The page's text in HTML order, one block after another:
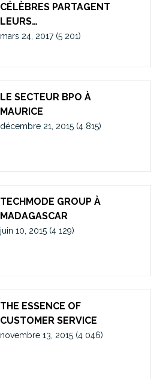
CÉLÈBRES PARTAGENT
LEURS…
mars 24, 2017 (5 201)
LE SECTEUR BPO À
MAURICE
décembre 21, 2015 (4 815)
TECHMODE GROUP À
MADAGASCAR
juin 10, 2015 (4 129)
THE ESSENCE OF
CUSTOMER SERVICE
novembre 13, 2015 (4 046)